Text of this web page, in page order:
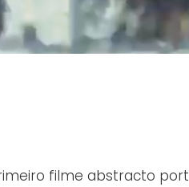
filme abstracto